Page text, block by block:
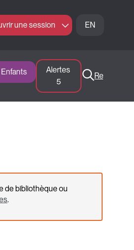
une session
EN
Enfants
Alertes
5
Recherche
de bibliothèque ou
.